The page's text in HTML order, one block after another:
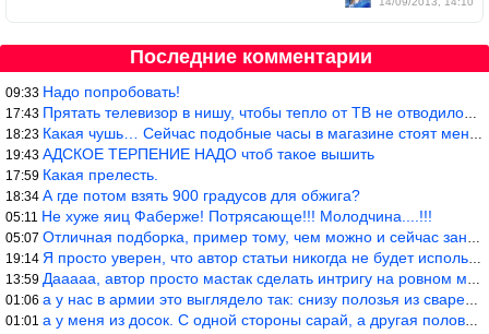
Последние комментарии
09:33 Надо попробовать!
17:43 Прятать телевизор в нишу, чтобы тепло от ТВ не отводилось и теле
18:23 Какая чушь… Сейчас подобные часы в магазине стоят меньше 10 долл
19:43 АДСКОЕ ТЕРПЕНИЕ НАДО чтоб такое вышить
17:59 Какая прелесть.
18:34 А где потом взять 900 градусов для обжига?
05:11 Не хуже яиц Фаберже! Потрясающе!!! Молодчина....!!!
05:07 Отличная подборка, пример тому, чем можно и сейчас заниматься…
19:14 Я просто уверен, что автор статьи никогда не будет использовать
13:59 Дааааа, автор просто мастак сделать интригу на ровном месте! А н
01:06 а у нас в армии это выглядело так: снизу полозья из сваренные тр
01:01 а у меня из досок. С одной стороны сарай, а другая половина — ду